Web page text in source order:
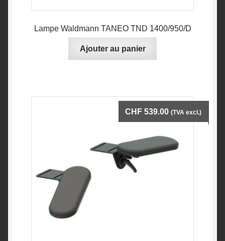
Lampe Waldmann TANEO TND 1400/950/D
Ajouter au panier
CHF 539.00 (TVA excl.)